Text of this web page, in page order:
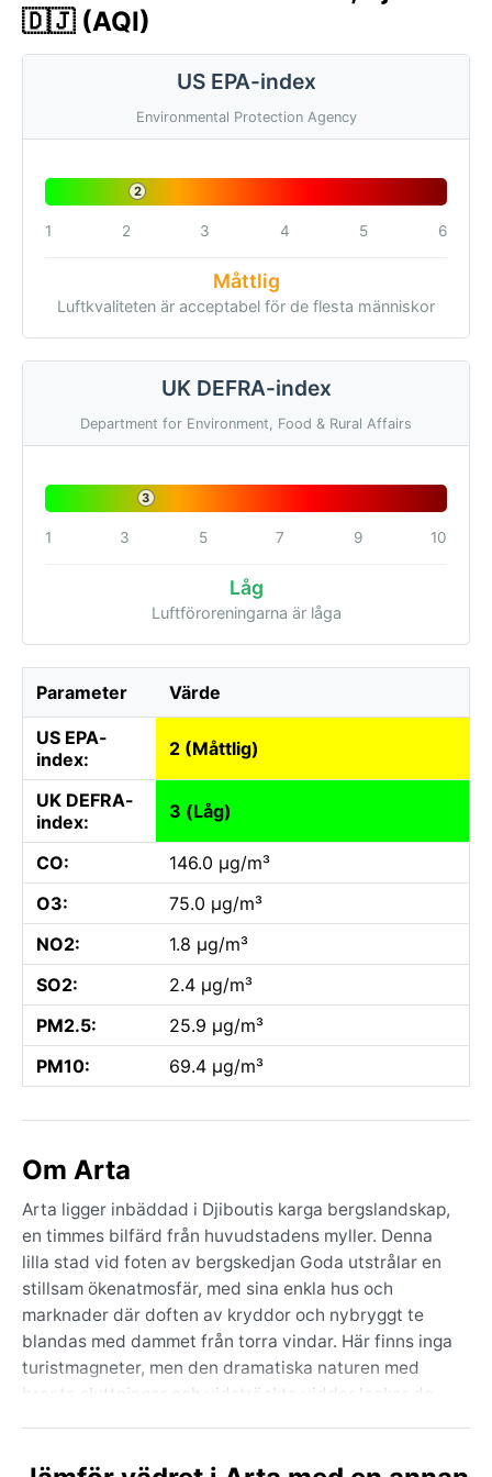
🇩🇯 (AQI)
US EPA-index
Environmental Protection Agency
2
1 2 3 4 5 6
Måttlig
Luftkvaliteten är acceptabel för de flesta människor
UK DEFRA-index
Department for Environment, Food & Rural Affairs
3
1 3 5 7 9 10
Låg
Luftföroreningarna är låga
Parameter Värde
US EPA-
index:
2 (Måttlig)
UK DEFRA-
index:
3 (Låg)
CO:
146.0 µg/m³
O3:
75.0 µg/m³
NO2:
1.8 µg/m³
SO2:
2.4 µg/m³
PM2.5:
25.9 µg/m³
PM10:
69.4 µg/m³
Om Arta
Arta ligger inbäddad i Djiboutis karga bergslandskap,
en timmes bilfärd från huvudstadens myller. Denna
lilla stad vid foten av bergskedjan Goda utstrålar en
stillsam ökenatmosfär, med sina enkla hus och
marknader där doften av kryddor och nybryggt te
blandas med dammet från torra vindar. Här finns inga
turistmagneter, men den dramatiska naturen med
branta sluttningar och vidsträckta vidder lockar de
gamla grottmålningar berättar om nomadliv för